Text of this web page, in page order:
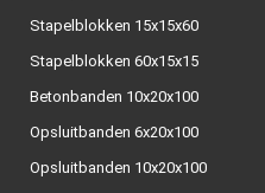
Stapelblokken 15x15x60
Stapelblokken 60x15x15
Betonbanden 10x20x100
Opsluitbanden 6x20x100
Opsluitbanden 10x20x100